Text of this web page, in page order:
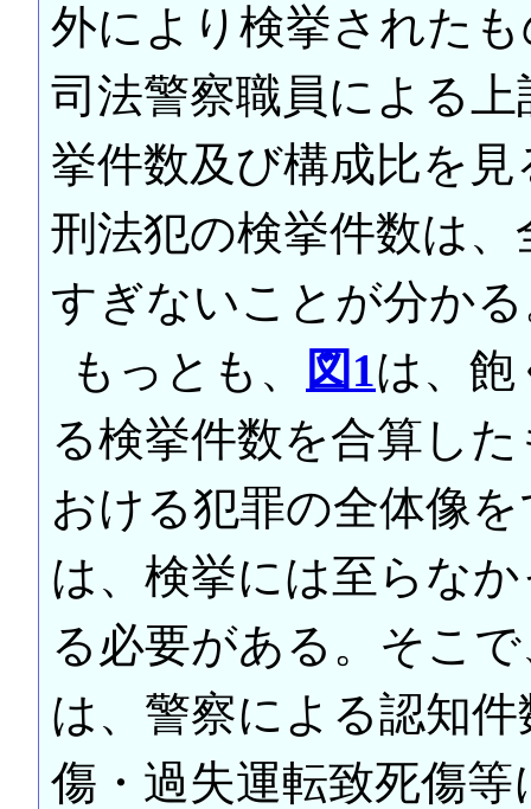
外により検挙された
司法警察職員による
挙件数及び構成比を見
刑法犯の検挙件数は
すぎないことが分か
もっとも、
図1は、飽
る検挙件数を合算し
おける犯罪の全体像
は、検挙には至らな
る必要がある。そこ
は、警察による認知
傷・過失運転致死傷